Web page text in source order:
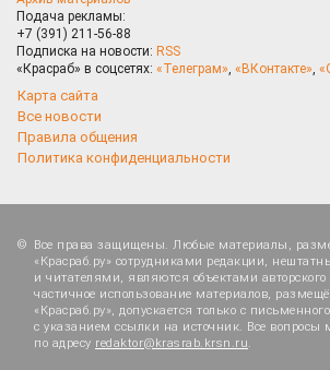
Подача рекламы:
+7 (391) 211-56-88
Подписка на новости: RSS
«Красраб» в соцсетях: «Телеграм», «ВКонтакте»,
Карта сайта
Все новости
Правила общения
Политика конфиденциальности
Все права защищены. Любые материалы,
«Красраб.ру» сотрудниками редакции,
и читателями, являются объектами
частичное использование материалов,
«Красраб.ру», допускается только с
с указанием ссылки на источник. Все вопросы
по адресу redaktor@krasrab.krsn.ru.